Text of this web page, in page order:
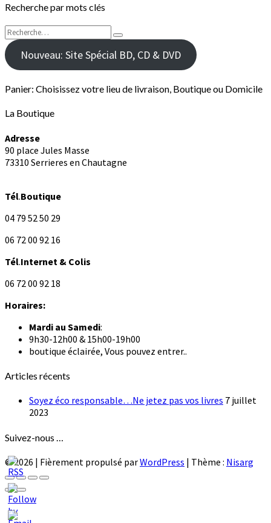
Recherche par mots clés
Rechercher :
Recherche
Nouveau: Site Spécial BD, CD & DVD
Panier: Choisissez votre lieu de livraison, Boutique ou Domicile
La Boutique
Adresse
90 place Jules Masse
73310 Serrieres en Chautagne
Tél.Boutique
04 79 52 50 29
06 72 00 92 16
Tél.Internet & Colis
06 72 00 92 18
Horaires:
Mardi au Samedi:
9h30-12h00 & 15h00-19h00
boutique éclairée, Vous pouvez entrer..
Articles récents
Soyez éco responsable…Ne jetez pas vos livres 7 juillet
2023
Suivez-nous …
© 2026 | Fièrement propulsé parWordPress | Thème : Nisarg